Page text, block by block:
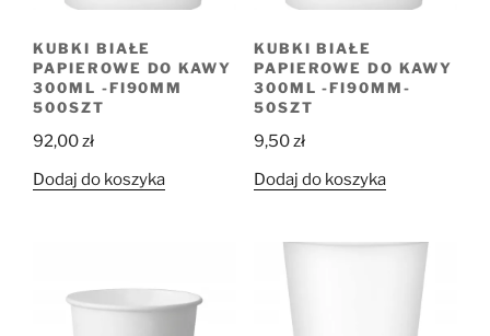
KUBKI BIAŁE
PAPIEROWE DO KAWY
300ML -FI90MM
500SZT
92,00zł
Dodaj do koszyka
KUBKI BIAŁE
PAPIEROWE DO KAWY
300ML -FI90MM-
50SZT
9,50zł
Dodaj do koszyka